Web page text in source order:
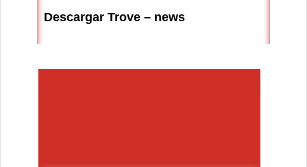
Descargar Trove – news